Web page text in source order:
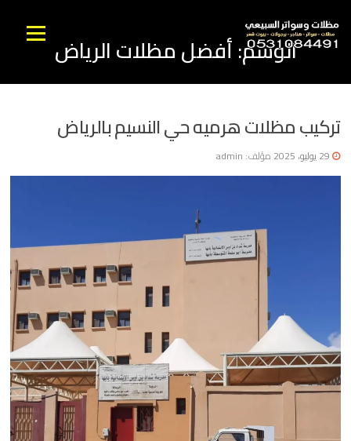
الى
المحتوى
القائمه الوسم:أفضل مظلات الرياض
تركيب مظلات هرميه حي النسيم بالرياض
29 يوليو، 2025 مؤلف: admin